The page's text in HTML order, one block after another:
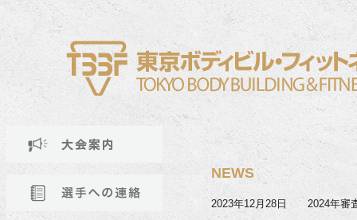
NEWS
2023年12月28日 2024年審査